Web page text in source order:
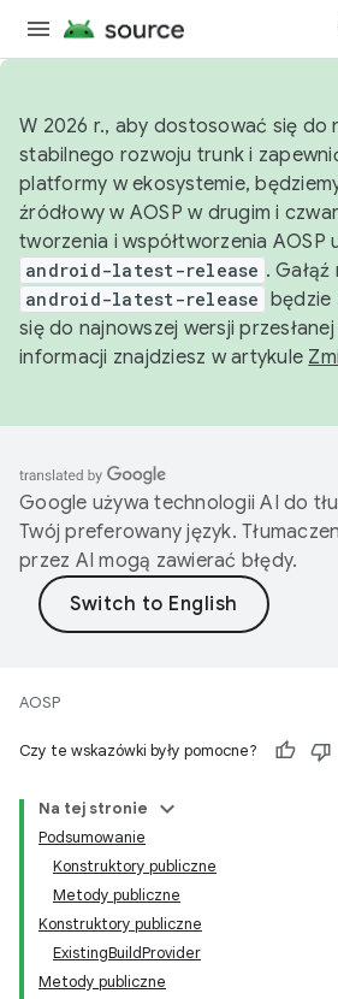
W 2026 r., aby dostosować się do
stabilnego rozwoju trunk i
platformy w ekosystemie,
źródłowy w AOSP w drugim i
tworzenia i współtworzenia AOSP
android-latest-release .
android-latest-release będzie
się do najnowszej wersji
informacji znajdziesz w artykule
Google używa technologii AI do
Twój preferowany język.
przez AI mogą zawierać błędy.
AOSP
Czy te wskazówki były pomocne?
Na tej stronie
Podsumowanie
Konstruktory publiczne
Metody publiczne
Konstruktory publiczne
ExistingBuildProvider
Metody publiczne